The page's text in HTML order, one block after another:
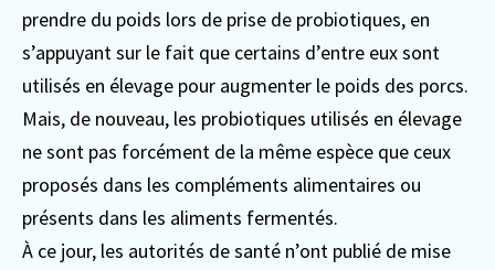
prendre du poids lors de prise de probiotiques, en
s’appuyant sur le fait que certains d’entre eux sont
utilisés en élevage pour augmenter le poids des porcs.
Mais, de nouveau, les probiotiques utilisés en élevage
ne sont pas forcément de la même espèce que ceux
proposés dans les compléments alimentaires ou
présents dans les aliments fermentés.
À ce jour, les autorités de santé n’ont publié de mise